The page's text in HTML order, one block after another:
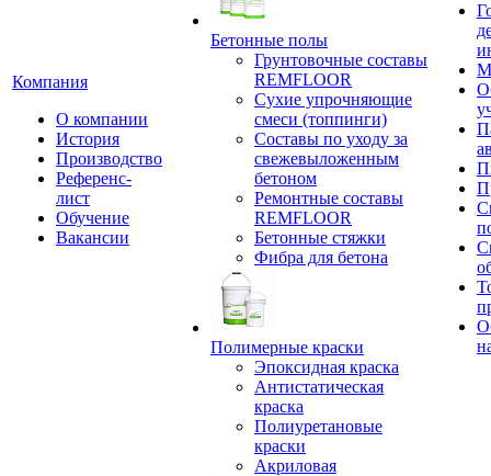
Компания
О компании
История
Производство
Референс-
лист
Обучение
Вакансии
Бетонные полы
Грунтовочные составы
REMFLOOR
Сухие упрочняющие
смеси (топпинги)
Составы по уходу за
свежевыложенным
бетоном
Ремонтные составы
REMFLOOR
Бетонные стяжки
Фибра для бетона
Полимерные краски
Эпоксидная краска
Антистатическая
краска
Полиуретановые
краски
Акриловая